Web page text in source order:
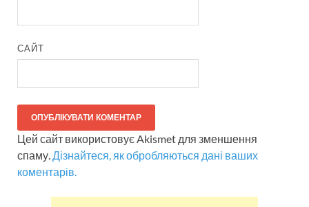
САЙТ
Цей сайт використовує Akismet для зменшення
спаму.Дізнайтеся, як обробляються дані ваших
коментарів.